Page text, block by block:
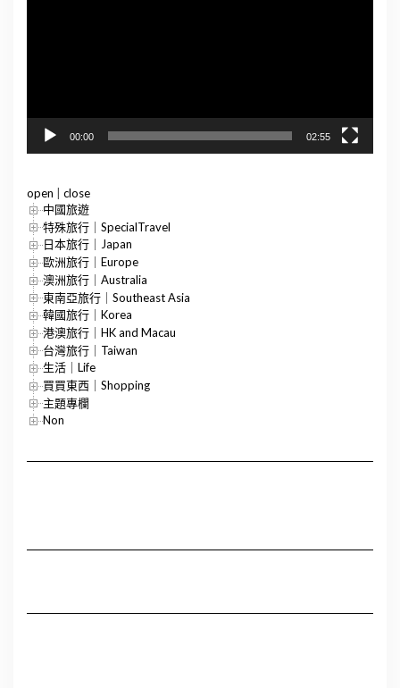
00:00 02:55
open
close
中國旅遊
特殊旅行｜SpecialTravel
日本旅行｜Japan
歐洲旅行｜Europe
澳洲旅行｜Australia
東南亞旅行｜Southeast Asia
韓國旅行｜Korea
港澳旅行｜HK and Macau
台灣旅行｜Taiwan
生活｜Life
買買東西｜Shopping
主題專欄
Non